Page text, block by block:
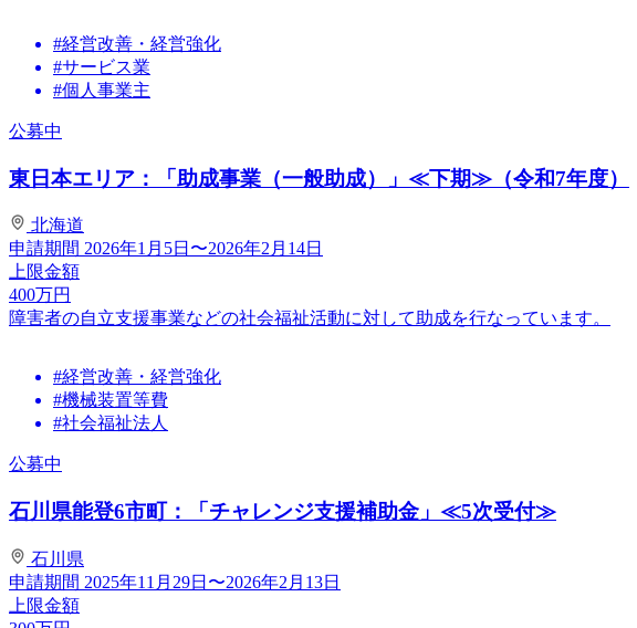
#経営改善・経営強化
#サービス業
#個人事業主
公募中
東日本エリア：「助成事業（一般助成）」≪下期≫（令和7年度）
北海道
申請期間 2026年1月5日〜2026年2月14日
上限金額
400万円
障害者の自立支援事業などの社会福祉活動に対して助成を行なっています。
#経営改善・経営強化
#機械装置等費
#社会福祉法人
公募中
石川県能登6市町：「チャレンジ支援補助金」≪5次受付≫
石川県
申請期間 2025年11月29日〜2026年2月13日
上限金額